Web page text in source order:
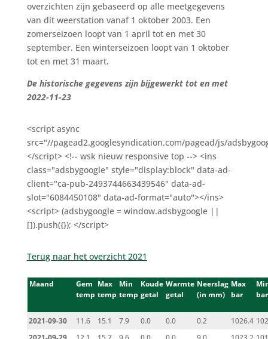
overzichten zijn gebaseerd op alle meetgegevens
van dit weerstation vanaf 1 oktober 2003. Een
zomerseizoen loopt van 1 april tot en met 30
september. Een winterseizoen loopt van 1 oktober
tot en met 31 maart.
De historische gegevens zijn bijgewerkt tot en met
2022-11-23
<script async
src="//pagead2.googlesyndication.com/pagead/js/
</script> <!-- wsk nieuw responsive top --> <ins
class="adsbygoogle" style="display:block" data-ad-
client="ca-pub-2493744663439546" data-ad-
slot="6084450108" data-ad-format="auto"></ins>
<script> (adsbygoogle = window.adsbygoogle ||
[]).push({}); </script>
Terug naar het overzicht 2021
Maand
Gem
temp
Max
temp
Min
temp
Koude
getal
Warmte
getal
Neerslag
(in mm)
Max
bar
bar
2021-09-30 11.6 15.1 7.9 0.0 0.0 0.2 1026.4